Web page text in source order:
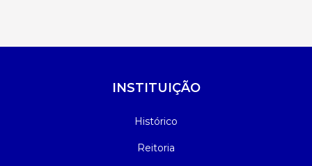
INSTITUIÇÃO
Histórico
Reitoria